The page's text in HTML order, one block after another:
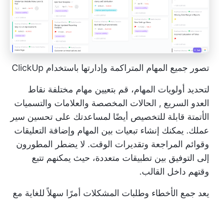
تصور جميع المهام المتراكمة وإدارتها باستخدام ClickUp
لتحديد أولويات المهام، قم بتعيين مهام مختلفة نقاط
العدو السريع , الحالات المخصصة والعلامات والتسميات
الأتمتة قابلة للتخصيص أيضًا لمساعدتك على تحسين سير
عملك. يمكنك إنشاء تبعيات بين المهام وإضافة التعليقات
وقوائم المراجعة وتقديرات الوقت. لا يضطر المطورون
إلى التوفيق بين تطبيقات متعددة، حيث يمكنهم تتبع
وقتهم داخل القالب.
يعد جمع الأخطاء وطلبات المشكلات أمرًا سهلاً للغاية مع